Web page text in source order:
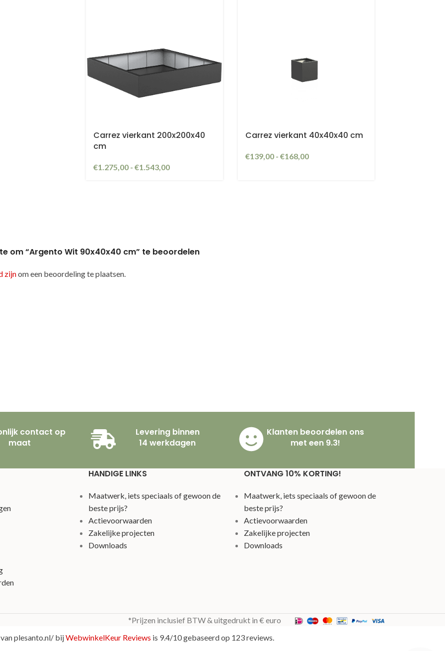
Carrez vierkant 200x200x40
cm
€1.275,00 - €1.543,00
Carrez vierkant 40x40x40 cm
€139,00 - €168,00
om “Argento Wit 90x40x40 cm” te beoordelen
zijnom een beoordeling te plaatsen.
contact op
maat
Levering binnen
14 werkdagen
Klanten beoordelen ons
met een 9.3!
HANDIGE LINKS
Maatwerk, iets speciaals of gewoon de
beste prijs?
Actievoorwaarden
Zakelijke projecten
Downloads
ONTVANG 10% KORTING!
Maatwerk, iets speciaals of gewoon de
beste prijs?
Actievoorwaarden
Zakelijke projecten
Downloads
*Prijzen inclusief BTW & uitgedrukt in € euro
plesanto.nl/ bijWebwinkelKeur Reviews is 9.4/10 gebaseerd op 123 reviews.